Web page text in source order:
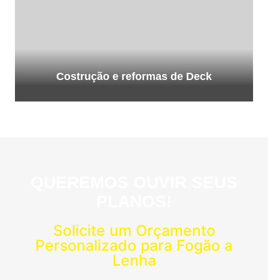
Costrução e reformas de Deck
Solicite um Orçamento
Personalizado para Fogão a
Lenha